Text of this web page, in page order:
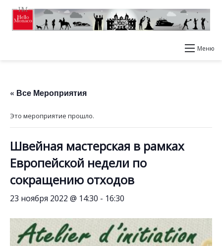
Меню
« Все Мероприятия
Это мероприятие прошло.
Швейная мастерская в рамках
Европейской недели по
сокращению отходов
23 ноября 2022 @ 14:30 - 16:30